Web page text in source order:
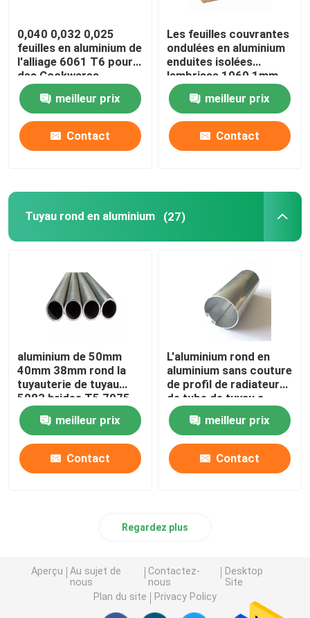
0,040 0,032 0,025
feuilles en aluminium de
l'alliage 6061 T6 pour
des Cookwares
allument des blancs
d'impression de
sublimation
meilleur prix
Contact
Les feuilles couvrantes
ondulées en aluminium
enduites isolées
lambrisse 1060 1mm
3mm 5mm 10mm 3004
3005
meilleur prix
Contact
Tuyau rond en aluminium (27)
aluminium de 50mm
40mm 38mm rond la
tuyauterie de tuyau
5083 brides T5 7075
T6 pour l'oléoduc
meilleur prix
Contact
L'aluminium rond en
aluminium sans couture
de profil de radiateur
de tube de tuyau a
expulsé 25mm moletés
45mm 70mmmeilleur prix
Contact
Regardez plus
Aperçu
Au sujet de
nous
Contactez-
nous
Desktop
Site
Plan du site
Privacy Policy